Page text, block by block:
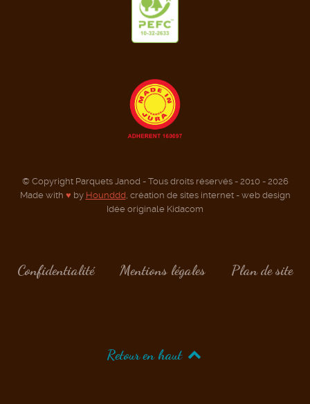
© Copyright Parquets Janod - Tous droits réservés - 2010 - 2026
Made with ♥ by Hounddd , création de sites internet - web design
Idée originale Kidacom
Confidentialité Mentions légales Plan de site
Retour en haut